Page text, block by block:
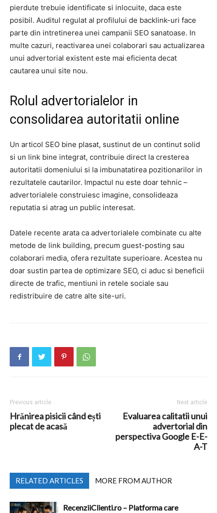
pierdute trebuie identificate si inlocuite, daca este
posibil. Auditul regulat al profilului de backlink-uri face
parte din intretinerea unei campanii SEO sanatoase. In
multe cazuri, reactivarea unei colaborari sau actualizarea
unui advertorial existent este mai eficienta decat
cautarea unui site nou.
Rolul advertorialelor in
consolidarea autoritatii online
Un articol SEO bine plasat, sustinut de un continut solid
si un link bine integrat, contribuie direct la cresterea
autoritatii domeniului si la imbunatatirea pozitionarilor in
rezultatele cautarilor. Impactul nu este doar tehnic –
advertorialele construiesc imagine, consolideaza
reputatia si atrag un public interesat.
Datele recente arata ca advertorialele combinate cu alte
metode de link building, precum guest-posting sau
colaborari media, ofera rezultate superioare. Acestea nu
doar sustin partea de optimizare SEO, ci aduc si beneficii
directe de trafic, mentiuni in retele sociale sau
redistribuire de catre alte site-uri.
Previous article
Hrănirea pisicii când ești
plecat de acasă
Next article
Evaluarea calitatii unui
advertorial din
perspectiva Google E-E-
A-T
RELATED ARTICLES MORE FROM AUTHOR
RecenziiClienti.ro – Platforma care